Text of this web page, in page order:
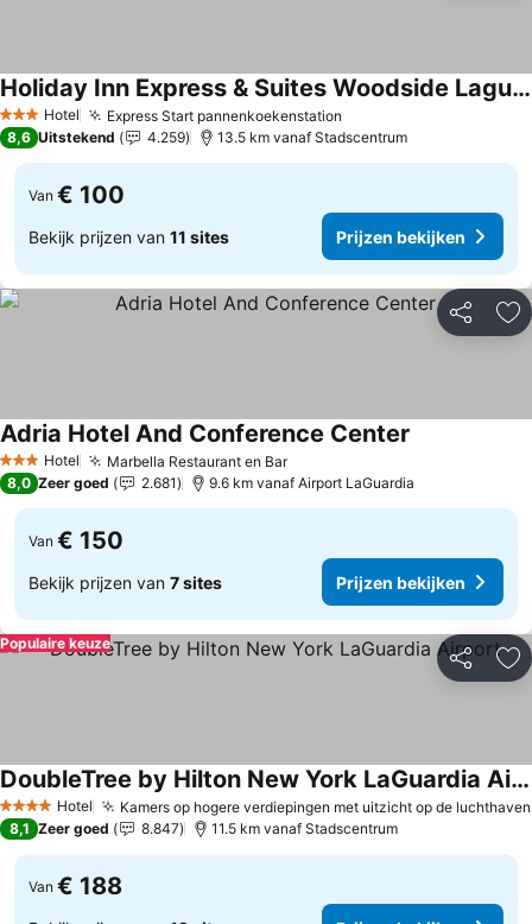
3 SterrenHotel Express Start pannenkoekenstation
Holiday Inn Express & Suites Woodside Laguardia Airport By Ihg
Prijzen bekijken
8,6 Uitstekend 4.259 13.5 km vanaf Stadscentrum
Van € 100
Bekijk prijzen van 11 sites Prijzen bekijken
Delen
3 SterrenHotel Marbella Restaurant en BarPrijzen bekijken
Adria Hotel And Conference Center
8,0 Zeer goed 2.681 9.6 km vanaf Airport LaGuardia
Van € 150
Bekijk prijzen van 7 sites Prijzen bekijken
Delen
Populaire keuze
4 SterrenHotel Kamers op hogere verdiepingen met uitzicht op de luchthaven
DoubleTree by Hilton New York LaGuardia Airport
Prijzen bekijken
8,1 Zeer goed 8.847 11.5 km vanaf Stadscentrum
Van € 188